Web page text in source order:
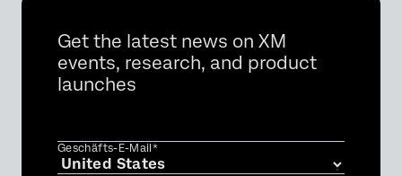
Get the latest news on XM
events, research, and product
launches
Geschäfts-E-Mail*